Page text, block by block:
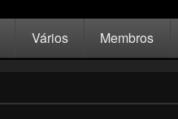
Vários Membros